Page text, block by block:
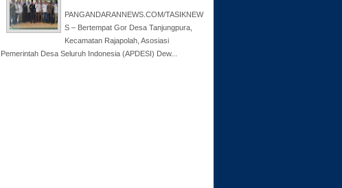
PANGANDARANNEWS.COM/TASIKNEW
S – Bertempat Gor Desa Tanjungpura,
Kecamatan Rajapolah, Asosiasi
Pemerintah Desa Seluruh Indonesia (APDESI) Dew...